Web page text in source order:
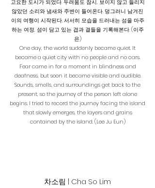
고요한 도시가 되었다. 두려움도 잠시, 보이지 않고 들리지
않았던 소리와 냄새와 주변이 들어온다. 덩그러니 남겨진
이의 여행이 시작된다. 서서히 모습을 드러내는 섬을 마주
하는 여정, 섬이 담고 있는 겹과 결들을 기록해본다. (이주
은)
One day, the world suddenly became quiet. It
became a quiet city with no people and no cars.
Fear came in for a moment in blindness and
deafness, but soon it became visible and audible.
Sounds, smells, and surroundings get back to the
present, so the journey of the person left alone
begins. I tried to record the journey facing the island
that slowly emerges, the layers and grains
contained by the island. (Lee Ju Eun)
​차소림 | Cha So Lim